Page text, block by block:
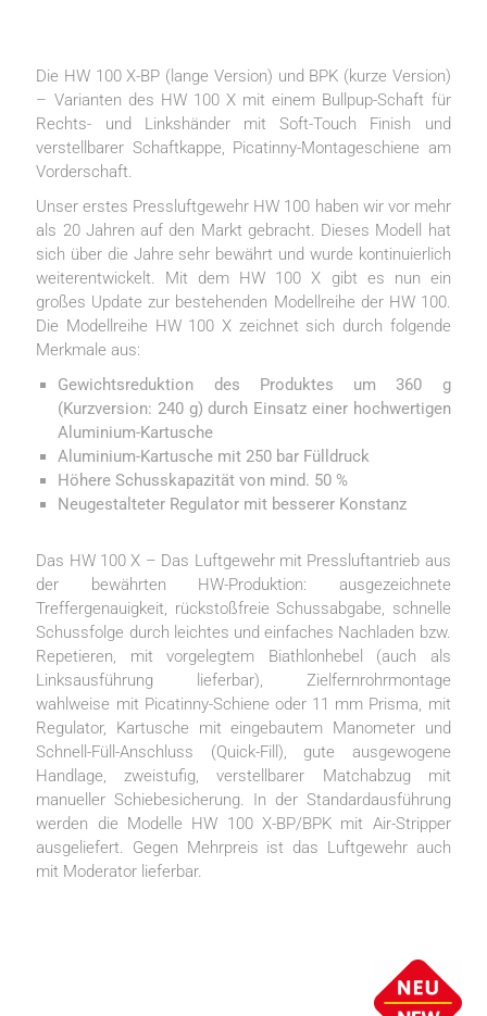
Die HW 100 X-BP (lange Version) und BPK (kurze Version)
– Varianten des HW 100 X mit einem Bullpup-Schaft für
Rechts- und Linkshänder mit Soft-Touch Finish und
verstellbarer Schaftkappe, Picatinny-Montageschiene am
Vorderschaft.
Unser erstes Pressluftgewehr HW 100 haben wir vor mehr
als 20 Jahren auf den Markt gebracht. Dieses Modell hat
sich über die Jahre sehr bewährt und wurde kontinuierlich
weiterentwickelt. Mit dem HW 100 X gibt es nun ein
großes Update zur bestehenden Modellreihe der HW 100.
Die Modellreihe HW 100 X zeichnet sich durch folgende
Merkmale aus:
Gewichtsreduktion des Produktes um 360 g
(Kurzversion: 240 g) durch Einsatz einer hochwertigen
Aluminium-Kartusche
Aluminium-Kartusche mit 250 bar Fülldruck
Höhere Schusskapazität von mind. 50 %
Neugestalteter Regulator mit besserer Konstanz
Das HW 100 X – Das Luftgewehr mit Pressluftantrieb aus
der bewährten HW-Produktion: ausgezeichnete
Treffergenauigkeit, rückstoßfreie Schussabgabe, schnelle
Schussfolge durch leichtes und einfaches Nachladen bzw.
Repetieren, mit vorgelegtem Biathlonhebel (auch als
Linksausführung lieferbar), Zielfernrohrmontage
wahlweise mit Picatinny-Schiene oder 11 mm Prisma, mit
Regulator, Kartusche mit eingebautem Manometer und
Schnell-Füll-Anschluss (Quick-Fill), gute ausgewogene
Handlage, zweistufig, verstellbarer Matchabzug mit
manueller Schiebesicherung. In der Standardausführung
werden die Modelle HW 100 X-BP/BPK mit Air-Stripper
ausgeliefert. Gegen Mehrpreis ist das Luftgewehr auch
mit Moderator lieferbar.